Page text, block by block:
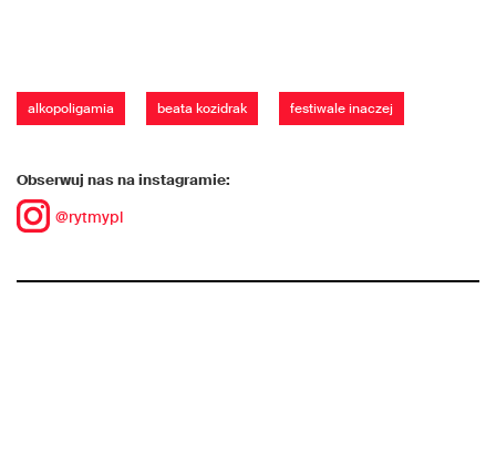
alkopoligamia beata kozidrak festiwale inaczej
Obserwuj nas na instagramie:
@rytmypl